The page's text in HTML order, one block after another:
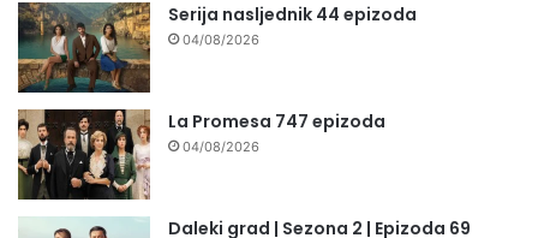
Serija nasljednik 44 epizoda
04/08/2026
La Promesa 747 epizoda
04/08/2026
Daleki grad | Sezona 2 | Epizoda 69